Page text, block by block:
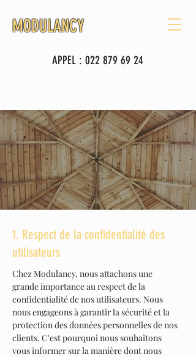
MODULANCY
APPEL : 022 879 69 24
1. Respect de la confidentialité des
utilisateurs
Chez Modulancy, nous attachons une
grande importance au respect de la
confidentialité de nos utilisateurs. Nous
nous engageons à garantir la sécurité et la
protection des données personnelles de nos
clients. C'est pourquoi nous souhaitons
vous informer sur la manière dont nous